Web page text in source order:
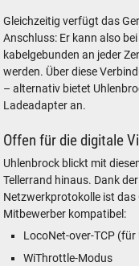
Gleichzeitig verfügt das
Anschluss: Er kann also
kabelgebunden an jeder
werden. Über diese
– alternativ bietet
Ladeadapter an.
Offen für die digitale
Uhlenbrock blickt mit
Tellerrand hinaus. Dank
Netzwerkprotokolle ist
Mitbewerber kompatibel:
LocoNet-over-TCP
WiThrottle-Modus